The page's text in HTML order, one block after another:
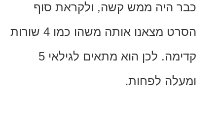
היה ממש קשה, ולקראת סוף
הסרט מצאנו אותה משהו כמו 4 שורות
לכן הוא מתאים לגילאי 5
לפחות.